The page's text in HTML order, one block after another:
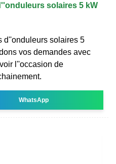
solaires 5 kW
d''onduleurs solaires 5
vos demandes avec
l''occasion de
WhatsApp